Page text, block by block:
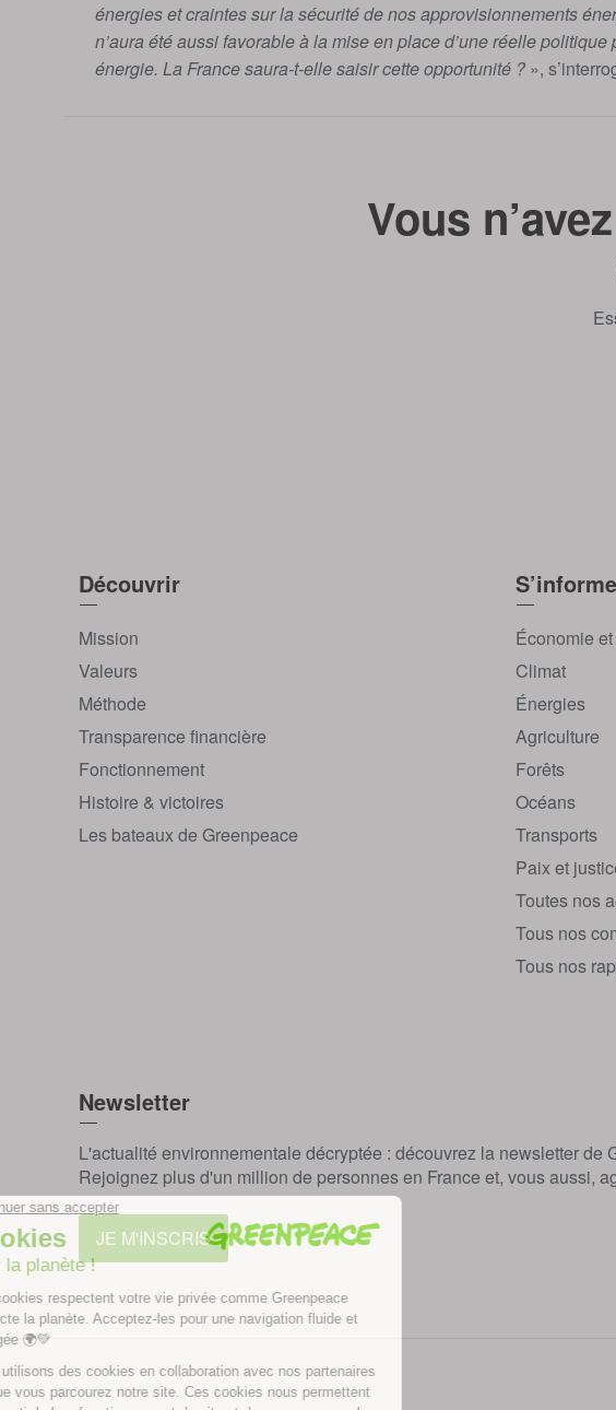
énergies et craintes sur la sécurité de nos approvisionnements
n’aura été aussi favorable à la mise en place d’une réelle
énergie. La France saura-t-elle saisir cette opportunité ? »,
Vous
Découvrir
Mission
Valeurs
Méthode
Transparence financière
Fonctionnement
Histoire & victoires
Les bateaux de Greenpeace
Économie
Climat
Énergies
Agriculture
Forêts
Océans
Transports
Paix et
Toutes nos
Tous nos
Tous nos
Newsletter
L'actualité environnementale décryptée : découvrez la newsletter de
Rejoignez plus d'un million de personnes en France et, vous aussi,
JE M'INSCRIS